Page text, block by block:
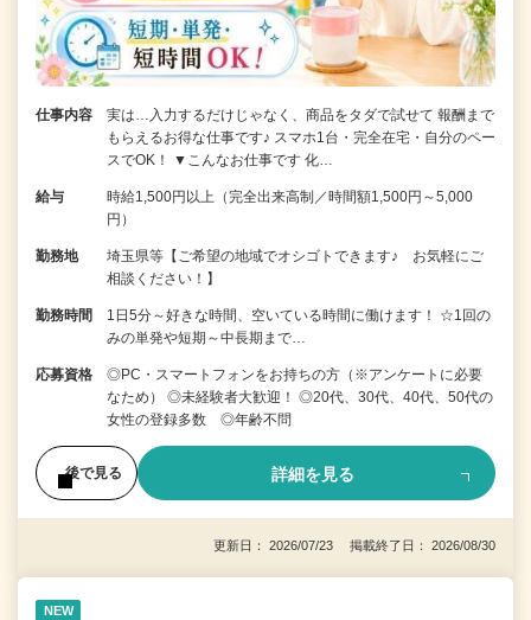
仕事内容
実は…入力するだけじゃなく、商品をタダで試せて 報酬まで
もらえるお得な仕事です♪ スマホ1台・完全在宅・自分のペー
スでOK！ ▼こんなお仕事です 化…
給与
時給1,500円以上（完全出来高制／時間額1,500円～5,000
円）
勤務地
埼玉県等【ご希望の地域でオシゴトできます♪ お気軽にご
相談ください！】
勤務時間
1日5分～好きな時間、空いている時間に働けます！ ☆1回の
みの単発や短期～中長期まで…
応募資格
◎PC・スマートフォンをお持ちの方（※アンケートに必要
なため） ◎未経験者大歓迎！ ◎20代、30代、40代、50代の
女性の登録多数 ◎年齢不問
後で見る 詳細を見る
更新日： 2026/07/23 掲載終了日： 2026/08/30
NEW